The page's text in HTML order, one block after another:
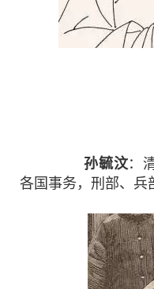
孙毓汶：
各国事务，刑部、兵